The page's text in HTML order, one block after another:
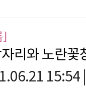
]
리와 노란꽃
15:54